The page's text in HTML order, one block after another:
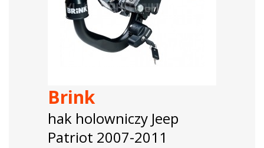
Brink
hak holowniczy Jeep
Patriot 2007-2011